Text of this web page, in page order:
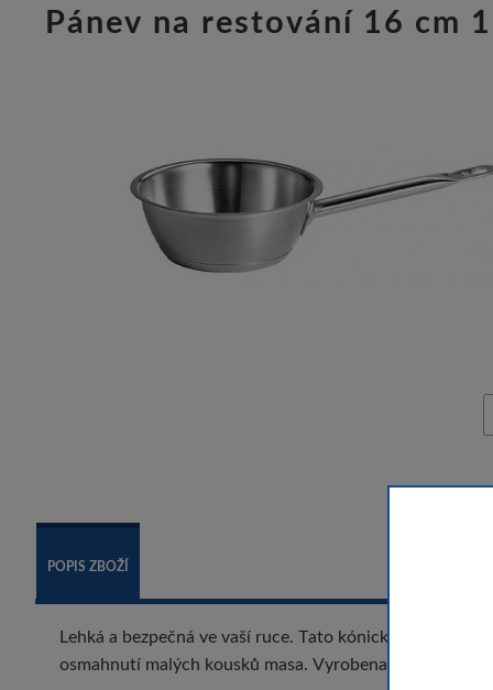
Pánev na restování 16 cm
POPIS ZBOŽÍ
Lehká a bezpečná ve vaší ruce. Tato kónická pánev je
osmahnutí malých kousků masa. Vyrobena z robustní